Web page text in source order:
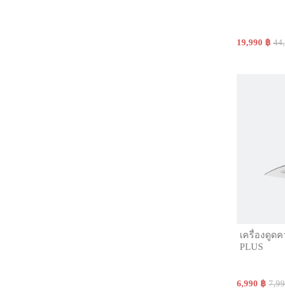
19,990 ฿
เครื่องดูด
PLUS
6,990 ฿